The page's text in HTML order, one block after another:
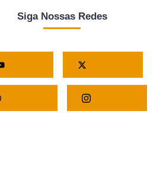
Siga Nossas Redes
Whatsapp Instagram